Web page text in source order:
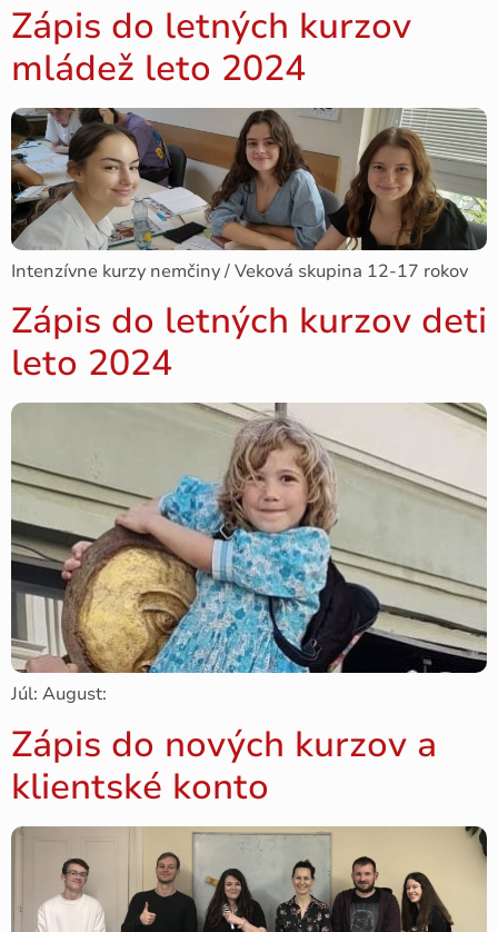
Zápis do letných kurzov
mládež leto 2024
Intenzívne kurzy nemčiny / Veková skupina 12-17 rokov
Zápis do letných kurzov deti
leto 2024
Júl: August:
Zápis do nových kurzov a
klientské konto